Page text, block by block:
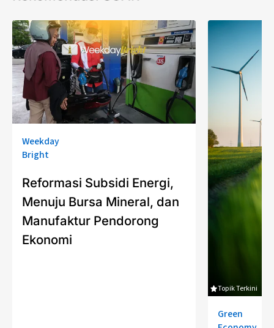
Weekday
Bright
Reformasi Subsidi Energi,
Menuju Bursa Mineral, dan
Manufaktur Pendorong
Ekonomi
Topik Terkini
Green